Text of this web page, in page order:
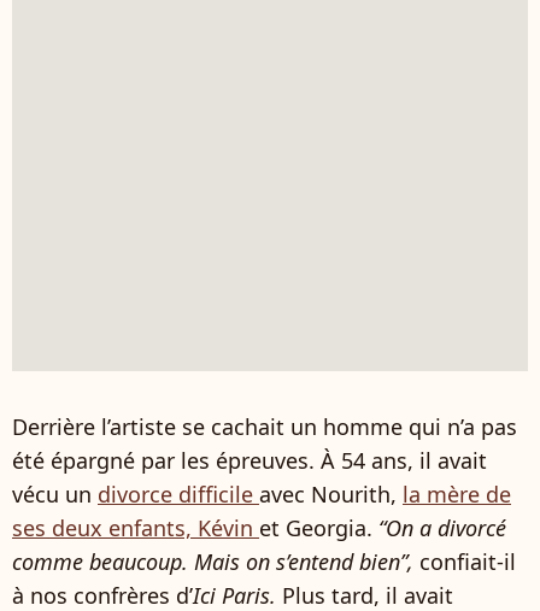
Derrière l’artiste se cachait un homme qui n’a pas
été épargné par les épreuves. À 54 ans, il avait
vécu un divorce difficile avec Nourith, la mère de
ses deux enfants, Kévin et Georgia. “On a divorcé
comme beaucoup. Mais on s’entend bien”, confiait-il
à nos confrères d’Ici Paris. Plus tard, il avait